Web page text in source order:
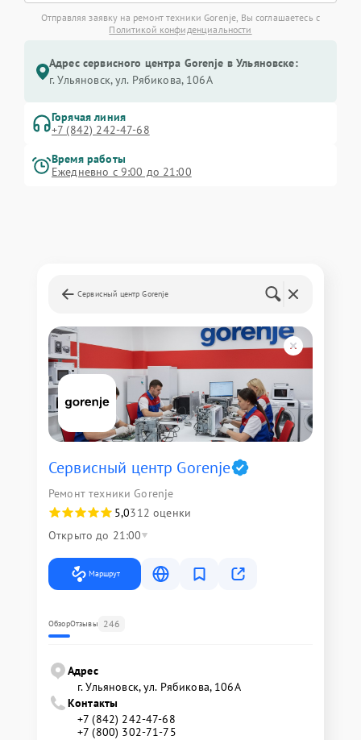
Отправляя заявку на ремонт техники Gorenje, Вы соглашаетесь с
Политикой конфиденциальности
Адрес сервисного центра Gorenje в Ульяновске:
г. Ульяновск, ул. Рябикова, 106А
Горячая линия
+7 (842) 242-47-68
Время работы
Ежедневно с 9:00 до 21:00
Сервисный центр Gorenje
Сервисный центр Gorenje
Ремонт техники Gorenje
5,0312 оценки
Открыто до 21:00
Маршрут
ОбзорОтзывы 246
Адрес
г. Ульяновск, ул. Рябикова, 106А
Контакты
+7 (842) 242-47-68
+7 (800) 302-71-75